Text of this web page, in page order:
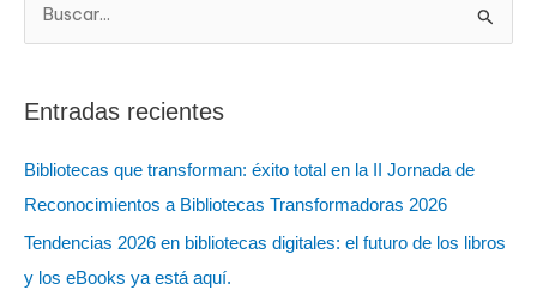
c
a
r
Entradas recientes
Bibliotecas que transforman: éxito total en la II Jornada de
Reconocimientos a Bibliotecas Transformadoras 2026
Tendencias 2026 en bibliotecas digitales: el futuro de los libros
y los eBooks ya está aquí.